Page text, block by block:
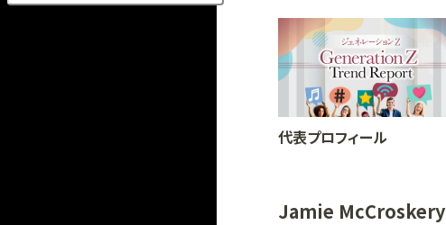
代表プロフィール
Jamie McCroskery